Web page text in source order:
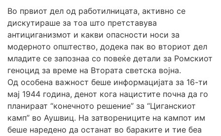
Во првиот дел од работилницата, активно се
дискутираше за тоа што претставува
антициганизмот и какви опасности носи за
модерното општество, додека пак во вториот дел
младите се запознаа со повеќе детали за Ромскиот
геноцид за време на Втората светска војна.
Од особена важност беше информацијата за 16-ти
мај 1944 година, денот кога нацистите почна да го
планираат “конечното решение” за “Циганскиот
камп” во Аушвиц. На затворениците на кампот им
беше наредено да останат во бараките и тие беа